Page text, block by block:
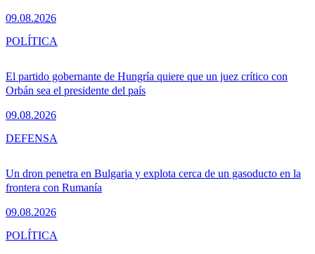
09.08.2026
El partido gobernante de Hungría quiere que un juez crítico con
Orbán sea el presidente del país
09.08.2026
POLÍTICA
Un dron penetra en Bulgaria y explota cerca de un gasoducto en la
frontera con Rumanía
09.08.2026
DEFENSA
POLÍTICA